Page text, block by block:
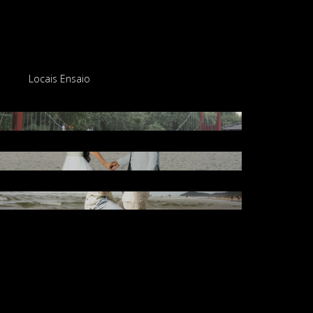
Locais Ensaio
e Matheus - Villa Alba Valinhos
e Cicero - Bragança Paulista
e Leo | São Sebastião - SP